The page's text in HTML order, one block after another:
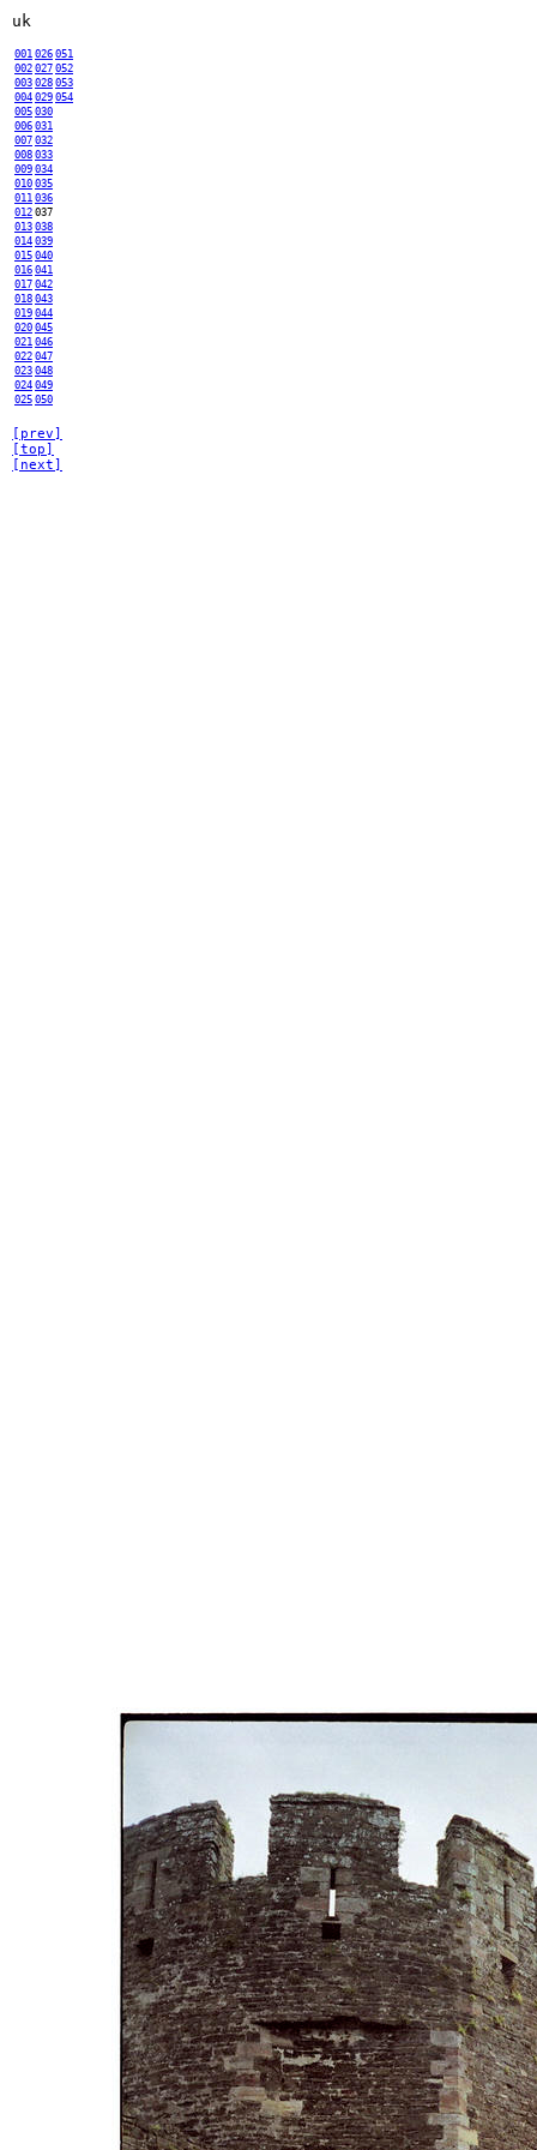
uk
001 026 051
002 027 052
003 028 053
004 029 054
005 030
006 031
007 032
008 033
009 034
010 035
011 036
012 037
013 038
014 039
015 040
016 041
017 042
018 043
019 044
020 045
021 046
022 047
023 048
024 049
025 050
[prev]
[top]
[next]